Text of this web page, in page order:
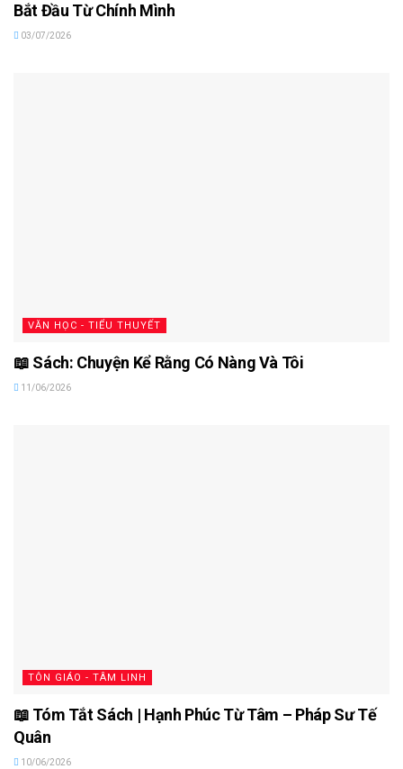
Bắt Đầu Từ Chính Mình
03/07/2026
VĂN HỌC - TIỂU THUYẾT
📖 Sách: Chuyện Kể Rằng Có Nàng Và Tôi
11/06/2026
TÔN GIÁO - TÂM LINH
📖 Tóm Tắt Sách | Hạnh Phúc Từ Tâm – Pháp Sư Tế
Quân
10/06/2026